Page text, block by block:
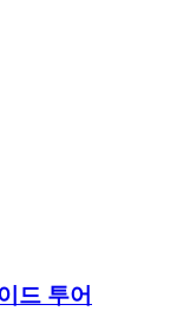
드 투어